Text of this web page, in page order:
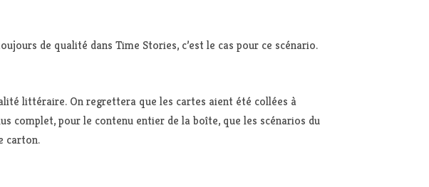
de qualité dans Time Stories, c’est le cas pour ce scénario.
littéraire. On regrettera que les cartes aient été collées à
complet, pour le contenu entier de la boîte, que les scénarios du
carton.